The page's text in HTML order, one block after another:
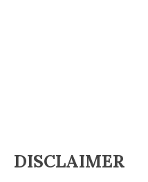
DISCLAIMER